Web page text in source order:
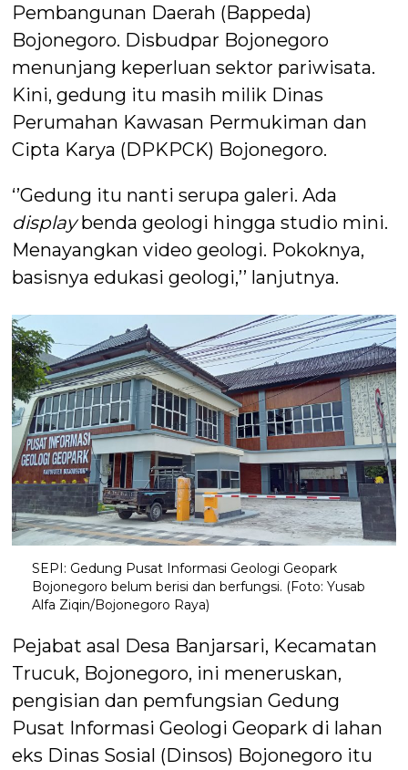
Pembangunan Daerah (Bappeda)
Bojonegoro. Disbudpar Bojonegoro
menunjang keperluan sektor pariwisata.
Kini, gedung itu masih milik Dinas
Perumahan Kawasan Permukiman dan
Cipta Karya (DPKPCK) Bojonegoro.
‘’Gedung itu nanti serupa galeri. Ada
displaybenda geologi hingga studio mini.
Menayangkan video geologi. Pokoknya,
basisnya edukasi geologi,’’ lanjutnya.
SEPI: Gedung Pusat Informasi Geologi Geopark
Bojonegoro belum berisi dan berfungsi. (Foto: Yusab
Alfa Ziqin/Bojonegoro Raya)
Pejabat asal Desa Banjarsari, Kecamatan
Trucuk, Bojonegoro, ini meneruskan,
pengisian dan pemfungsian Gedung
Pusat Informasi Geologi Geopark di lahan
eks Dinas Sosial (Dinsos) Bojonegoro itu